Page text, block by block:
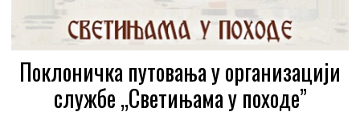
Поклоничка путовања у организацији
службе „Светињама у походе”